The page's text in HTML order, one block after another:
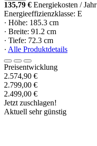
135,79 € Energiekosten / Jahr
Energieeffizienzklasse: E
· Höhe: 185.3 cm
· Breite: 91.2 cm
· Tiefe: 72.3 cm
· Alle Produktdetails
Preisentwicklung
2.574,90 €
2.799,00 €
2.499,00 €
Jetzt zuschlagen!
Aktuell sehr günstig